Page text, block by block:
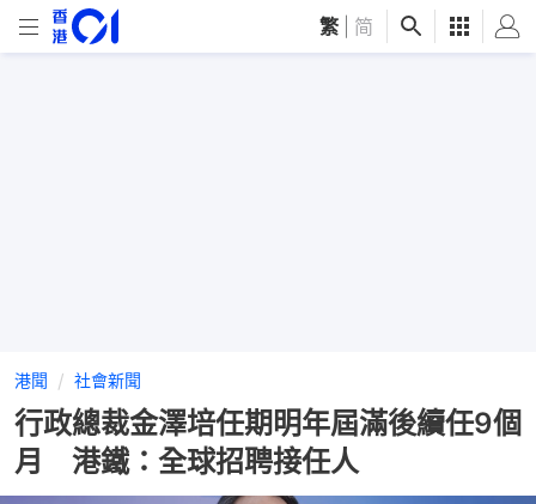
繁 简
港聞 社會新聞
行政總裁金澤培任期明年屆滿後續任9個
月 港鐵：全球招聘接任人